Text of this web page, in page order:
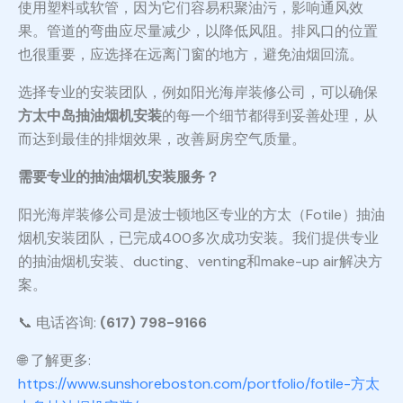
使用塑料或软管，因为它们容易积聚油污，影响通风效
果。管道的弯曲应尽量减少，以降低风阻。排风口的位置
也很重要，应选择在远离门窗的地方，避免油烟回流。
选择专业的安装团队，例如阳光海岸装修公司，可以确保
方太中岛抽油烟机安装的每一个细节都得到妥善处理，从
而达到最佳的排烟效果，改善厨房空气质量。
需要专业的抽油烟机安装服务？
阳光海岸装修公司是波士顿地区专业的方太（Fotile）抽油
烟机安装团队，已完成400多次成功安装。我们提供专业
的抽油烟机安装、ducting、venting和make-up air解决方
案。
📞 电话咨询: (617) 798-9166
🌐 了解更多:
https://www.sunshoreboston.com/portfolio/fotile-方太